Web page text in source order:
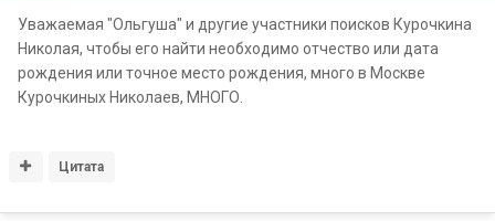
Уважаемая "Ольгуша" и другие участники поисков Курочкина
Николая, чтобы его найти необходимо отчество или дата
рождения или точное место рождения, много в Москве
Курочкиных Николаев, МНОГО.
Цитата